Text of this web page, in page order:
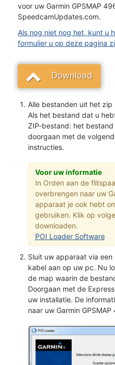
voor uw Garmin GPSMAP
SpeedcamUpdates.com.
Als nog niet nog het, kunt u
formulier u op deze pagina
Download
Alle bestanden uit het
Als het bestand dat u
ZIP-bestand: het
doorgaan met de
instructies.
Voor uw informatie
In Orden aan de
overbrengen naar uw
apparaat je ook hebt
gebruiken. Klik op
downloaden.
POI Loader Software
Sluit uw apparaat via een
kabel aan op uw pc. Nu
de map waarin de
Doorgaan met de
uw installatie. De
naar uw Garmin